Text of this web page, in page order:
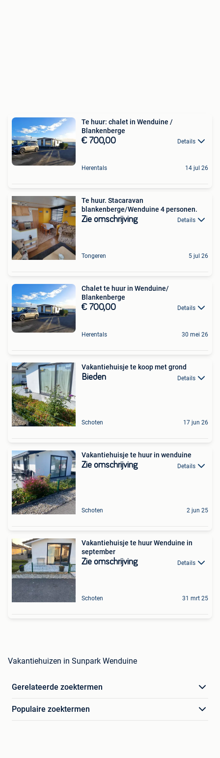
Te huur: chalet in Wenduine /
Blankenberge
€ 700,00 Details
Herentals 14 jul 26
Te huur. Stacaravan
blankenberge/Wenduine 4 personen.
Zie omschrijving Details
Tongeren 5 jul 26
Chalet te huur in Wenduine/
Blankenberge
€ 700,00 Details
Herentals 30 mei 26
Vakantiehuisje te koop met grond
Bieden Details
Schoten 17 jun 26
Vakantiehuisje te huur in wenduine
Zie omschrijving Details
Schoten 2 jun 25
Vakantiehuisje te huur Wenduine in
september
Zie omschrijving Details
Schoten 31 mrt 25
Vakantiehuizen in Sunpark Wenduine
Gerelateerde zoektermen
Populaire zoektermen